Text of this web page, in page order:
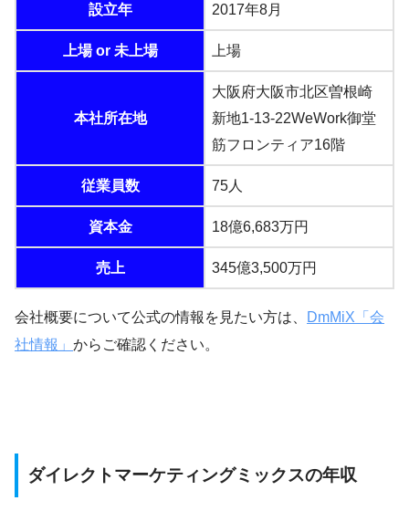
設立年 2017年8月
上場 or 未上場 上場
本社所在地
大阪府大阪市北区曽根崎
新地1-13-22WeWork御堂
筋フロンティア16階
従業員数 75人
資本金 18億6,683万円
売上 345億3,500万円
会社概要について公式の情報を見たい方は、
DmMiX「会
社情報」 からご確認ください。
ダイレクトマーケティングミックスの年収